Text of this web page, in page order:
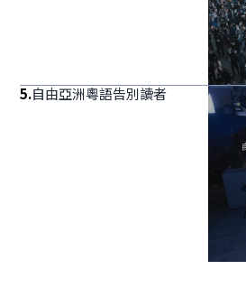
5.自由亞洲粵語告別讀者